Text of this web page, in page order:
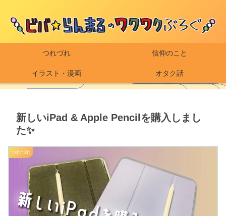
つれづれ 信仰のこと
イラスト・漫画 オタク話
新しいiPad & Apple Pencilを購入しまし
た✨
つれづれ